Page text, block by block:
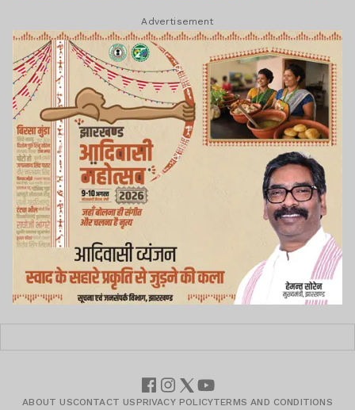
Advertisement
ABOUT USCONTACT US PRIVACY POLICYTERMS AND CONDITIONS